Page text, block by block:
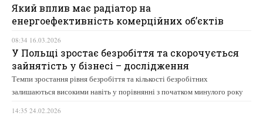
Який вплив має радіатор на
енергоефективність комерційних об’єктів
08:34 16.03.2026
У Польщі зростає безробіття та скорочується
зайнятість у бізнесі – дослідження
Темпи зростання рівня безробіття та кількості безробітних
залишаються високими навіть у порівнянні з початком минулого року
14:35 24.02.2026